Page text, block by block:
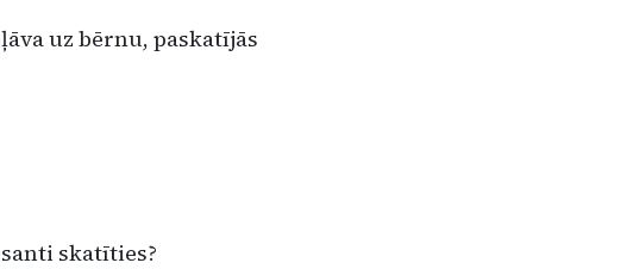
uz bērnu, paskatījās
skatīties?